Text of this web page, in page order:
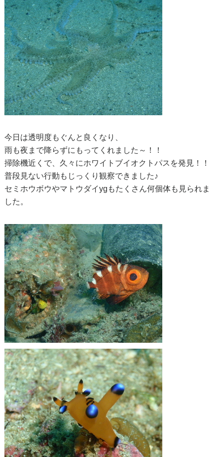
今日は透明度もぐんと良くなり、
雨も夜まで降らずにもってくれました～！！
掃除機近くで、久々にホワイトブイオクトパスを発見！！
普段見ない行動もじっくり観察できました♪
セミホウボウやマトウダイygもたくさん何個体も見られま
した。